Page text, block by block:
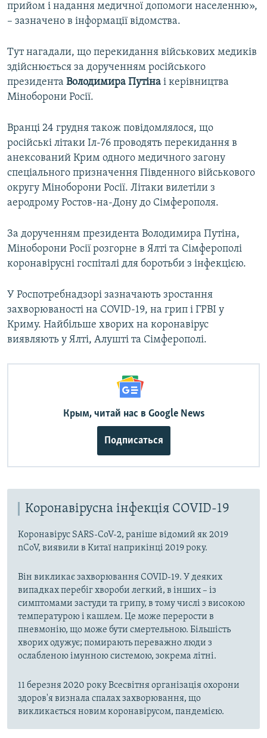
прийом і надання медичної допомоги населенню»,
– зазначено в інформації відомства.
Тут нагадали, що перекидання військових медиків
здійснюється за дорученням російського
президента Володимира Путіна і керівництва
Міноборони Росії.
Вранці 24 грудня також повідомлялося, що
російські літаки Іл-76 проводять перекидання в
анексований Крим одного медичного загону
спеціального призначення Південного військового
округу Міноборони Росії. Літаки вилетіли з
аеродрому Ростов-на-Дону до Сімферополя.
За дорученням президента Володимира Путіна,
Міноборони Росії розгорне в Ялті та Сімферополі
коронавірусні госпіталі для боротьби з інфекцією.
У Роспотребнадзорі зазначають зростання
захворюваності на COVID-19, на грип і ГРВІ у
Криму. Найбільше хворих на коронавірус
виявляють у Ялті, Алушті та Сімферополі.
Крым, читай нас в Google News
Подписаться
Коронавірусна інфекція COVID-19
Коронавірус SARS-CoV-2, раніше відомий як 2019
nCoV, виявили в Китаї наприкінці 2019 року.
Він викликає захворювання COVID-19. У деяких
випадках перебіг хвороби легкий, в інших – із
симптомами застуди та грипу, в тому числі з високою
температурою і кашлем. Це може перерости в
пневмонію, що може бути смертельною. Більшість
хворих одужує; помирають переважно люди з
ослабленою імунною системою, зокрема літні.
11 березня 2020 року Всесвітня організація охорони
здоров'я визнала спалах захворювання, що
викликається новим коронавірусом, пандемією.